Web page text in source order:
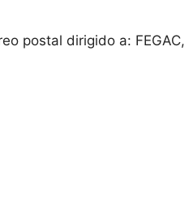
postal dirigido a: FEGAC,